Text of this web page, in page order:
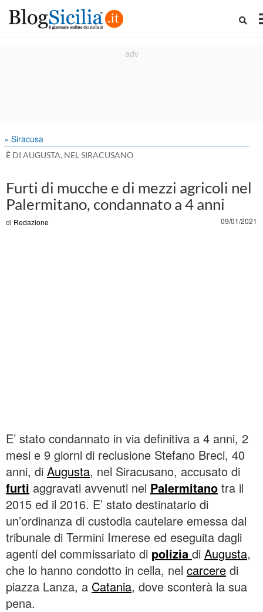
» Siracusa
È DI AUGUSTA, NEL SIRACUSANO
Furti di mucche e di mezzi agricoli nel
Palermitano, condannato a 4 anni
di Redazione 09/01/2021
E’ stato condannato in via definitiva a 4 anni, 2
mesi e 9 giorni di reclusione Stefano Breci, 40
anni, di Augusta, nel Siracusano, accusato di
furti aggravati avvenuti nel Palermitano tra il
2015 ed il 2016. E’ stato destinatario di
un’ordinanza di custodia cautelare emessa dal
tribunale di Termini Imerese ed eseguita dagli
agenti del commissariato di polizia di Augusta,
che lo hanno condotto in cella, nel carcere di
piazza Lanza, a Catania, dove sconterà la sua
pena.